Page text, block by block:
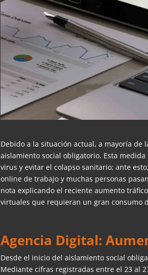
Debido a la situación actual, a mayoría de
aislamiento social obligatorio. Esta
virus y evitar el colapso sanitario; ante
online de trabajo y muchas personas
nota explicando el reciente aumento
virtuales que requieran un gran consumo
Agencia Digital:
Desde el inicio del aislamiento social
Mediante cifras registradas entre el 23 al